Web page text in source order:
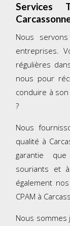
Services
Nous
entreprises.
régulières
nous pour
conduire à
?
Nous
qualité à
garantie
souriants et
également
CPAM à
Nous sommes